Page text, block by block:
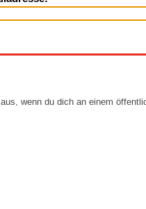
wenn du dich an einem